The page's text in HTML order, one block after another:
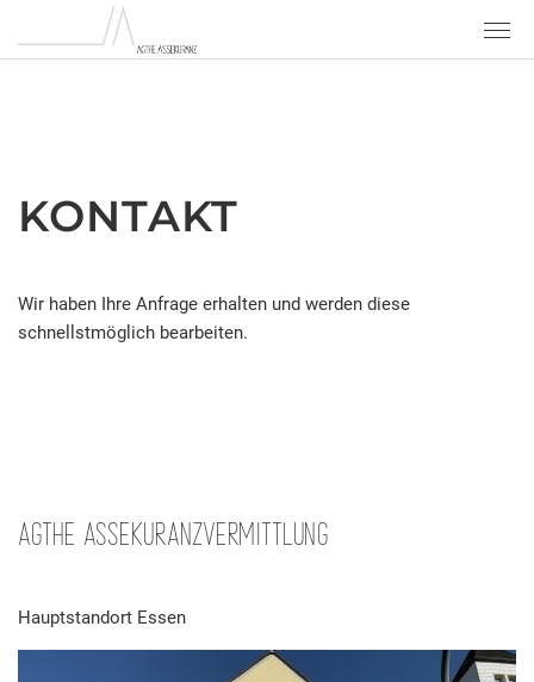
Private
Art
KONTAKT
Wir haben Ihre Anfrage erhalten und werden diese
schnellstmöglich bearbeiten.
AGTHE ASSEKURANZVERMITTLUNG
Hauptstandort Essen